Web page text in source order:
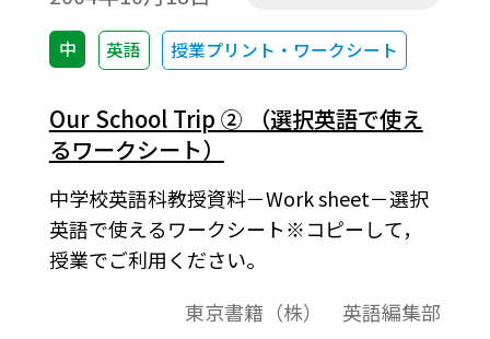
中 英語 授業プリント・ワークシート
Our School Trip ② （選択英語で使え
るワークシート）
中学校英語科教授資料－Work sheet－選択
英語で使えるワークシート※コピーして，
授業でご利用ください。
東京書籍（株） 英語編集部